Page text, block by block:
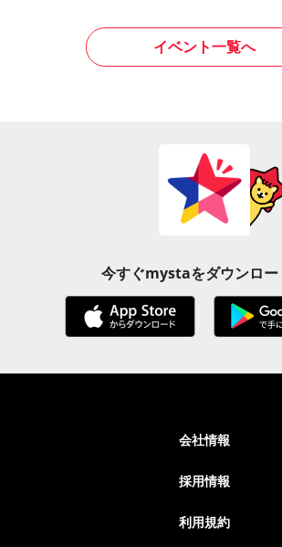
イベント一覧へ
今すぐmystaをダウンロー
会社情報
採用情報
利用規約